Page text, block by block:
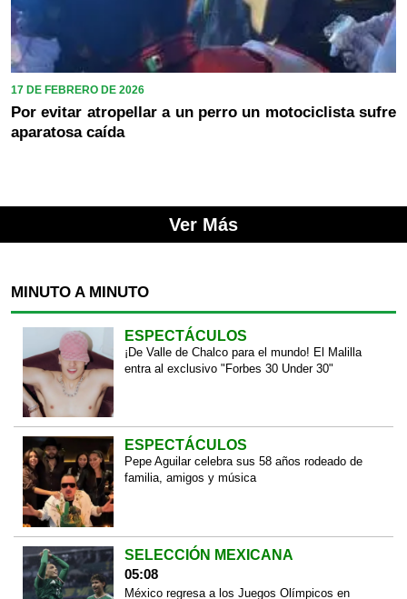
17 DE FEBRERO DE 2026
Por evitar atropellar a un perro un motociclista sufre
aparatosa caída
Ver Más
MINUTO A MINUTO
ESPECTÁCULOS
¡De Valle de Chalco para el mundo! El Malilla
entra al exclusivo "Forbes 30 Under 30"
ESPECTÁCULOS
Pepe Aguilar celebra sus 58 años rodeado de
familia, amigos y música
SELECCIÓN MEXICANA
05:08
México regresa a los Juegos Olímpicos en